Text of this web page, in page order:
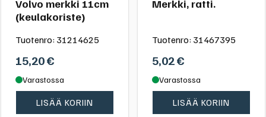
Volvo merkki 11cm
(keulakoriste)
Tuotenro: 31214625
15,20€
Varastossa
LISÄÄ KORIIN
Merkki, ratti.
Tuotenro: 31467395
5,02€
Varastossa
LISÄÄ KORIIN